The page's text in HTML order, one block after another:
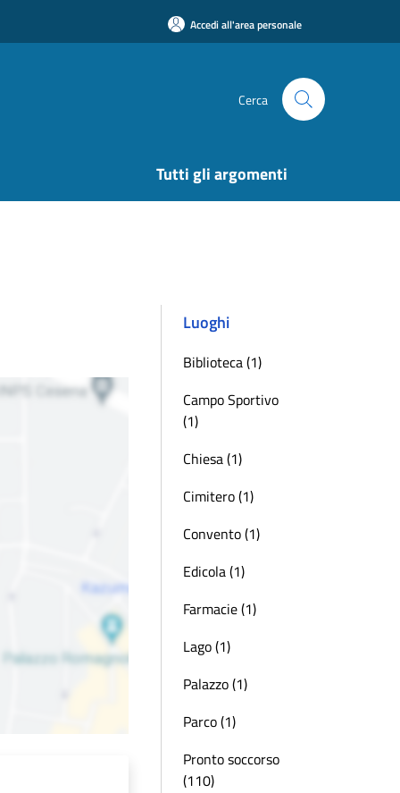
Accedi all'area personale
Cerca
Tutti gli argomenti
Luoghi
Biblioteca (1)
Campo Sportivo
(1)
Chiesa (1)
Cimitero (1)
Convento (1)
Edicola (1)
Farmacie (1)
Lago (1)
Palazzo (1)
Parco (1)
Pronto soccorso
(110)